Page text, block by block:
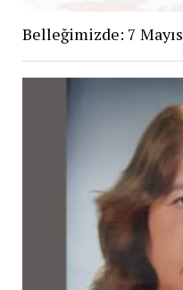
Belleğimizde: 7 Mayıs